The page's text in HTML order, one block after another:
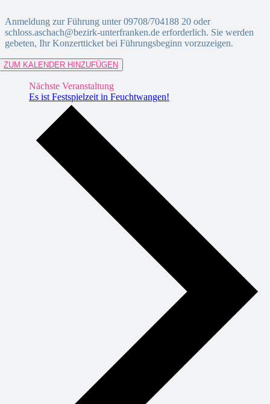
Anmeldung zur Führung unter 09708/704188 20 oder
schloss.aschach@bezirk-unterfranken.de erforderlich. Sie werden
gebeten, Ihr Konzertticket bei Führungsbeginn vorzuzeigen.
ZUM KALENDER HINZUFÜGEN
Nächste Veranstaltung
Es ist Festspielzeit in Feuchtwangen!